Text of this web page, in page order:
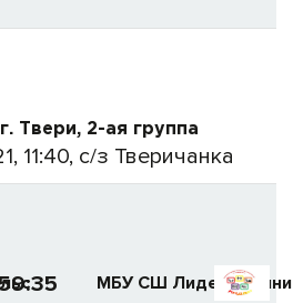
Твери, 2-ая группа
11:40, с/з Тверичанка
МБУ СШ Лидер